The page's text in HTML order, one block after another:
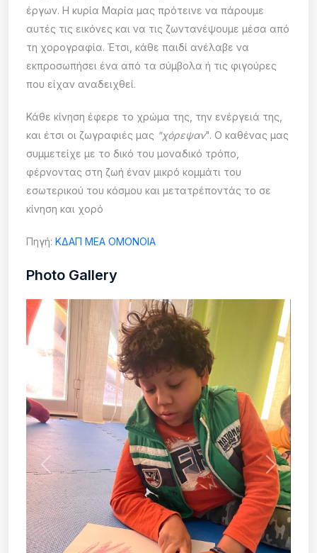
έργων. Η κυρία Μαρία μας πρότεινε να πάρουμε
αυτές τις εικόνες και να τις ζωντανέψουμε μέσα από
τη χορογραφία. Έτσι, κάθε παιδί ανέλαβε να
εκπροσωπήσει ένα από τα σύμβολα ή τις φιγούρες
που είχαν αναδειχθεί.
Κάθε κίνηση έφερε το χρώμα της, την ενέργειά της,
και έτσι οι ζωγραφιές μας "χόρεψαν". Ο καθένας μας
συμμετείχε με το δικό του μοναδικό τρόπο,
φέρνοντας στη ζωή έναν μικρό κομμάτι του
εσωτερικού του κόσμου και μετατρέποντάς το σε
κίνηση και χορό
Πηγή: ΚΔΑΠ ΜΕΑ ΟΜΟΝΟΙΑ
Photo Gallery